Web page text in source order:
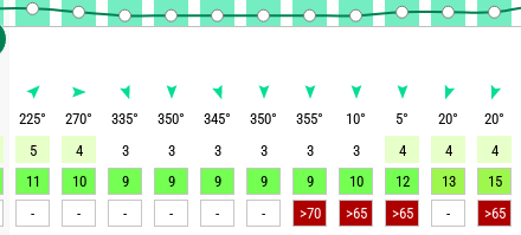
225° 270° 335° 350° 345° 350° 355° 10° 5° 20° 20°
5 4 3 3 3 3 3 3 4 4 4
11 10 9 9 9 9 9 10 12 13 15
- - - - - - >70 >65 >65 - >65